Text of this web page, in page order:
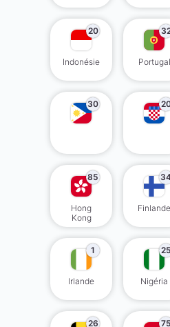
20
Indonésie Portugal
30
85
Hong
Kong
Finlande
1
Irlande
25
Nigéria
26 75